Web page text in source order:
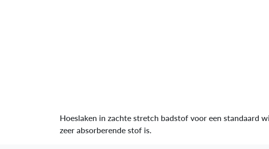
Hoeslaken in zachte stretch badstof voor een standaard
zeer absorberende stof is.